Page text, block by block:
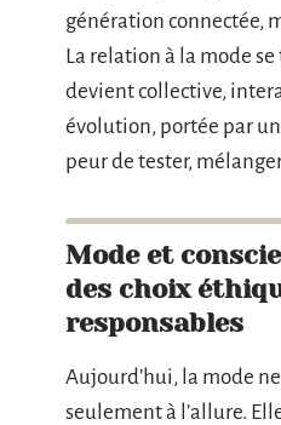
génération connectée,
La relation à la mode
devient collective,
évolution, portée par
peur de tester,
Mode et
des choix
responsables
Aujourd’hui, la mode
seulement à l’allure.